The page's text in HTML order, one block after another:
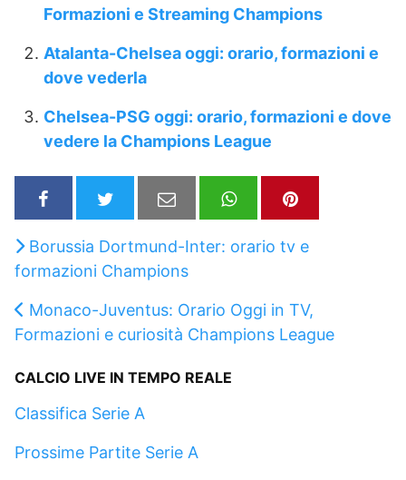
Formazioni e Streaming Champions
Atalanta-Chelsea oggi: orario, formazioni e
dove vederla
Chelsea-PSG oggi: orario, formazioni e dove
vedere la Champions League
Borussia Dortmund-Inter: orario tv e
formazioni Champions
Monaco-Juventus: Orario Oggi in TV,
Formazioni e curiosità Champions League
CALCIO LIVE IN TEMPO REALE
Classifica Serie A
Prossime Partite Serie A